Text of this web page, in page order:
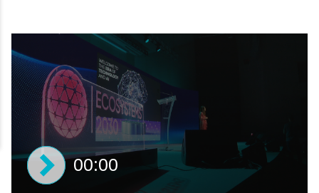
00:00